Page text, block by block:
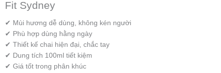
Fit Sydney
✔ Mùi hương dễ dùng, không kén người
✔ Phù hợp dùng hằng ngày
✔ Thiết kế chai hiện đại, chắc tay
✔ Dung tích 100ml tiết kiệm
✔ Giá tốt trong phân khúc